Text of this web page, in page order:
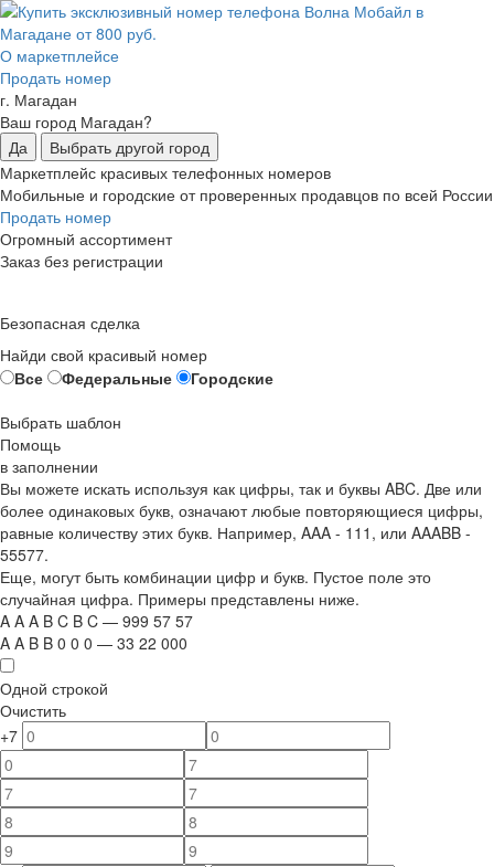
О маркетплейсе
Продать номер
г. Магадан
Ваш город Магадан?
Да
Выбрать другой город
Маркетплейс красивых телефонных номеров
Мобильные и городские от проверенных продавцов по всей России
Продать номер
Огромный ассортимент
Заказ без регистрации
Безопасная сделка
Найди свой красивый номер
Все
Федеральные
Городские
Выбрать шаблон
Помощь
в заполнении
Вы можете искать используя как цифры, так и буквы ABC. Две или
более одинаковых букв, означают любые повторяющиеся цифры,
равные количеству этих букв. Например, AAA - 111 , или AAABB -
55577.
Еще, могут быть комбинации цифр и букв. Пустое поле это
случайная цифра. Примеры представлены ниже.
A A A B C B C — 999 57 57
A A B B 0 0 0 — 33 22 000
Одной строкой
Очистить
+7